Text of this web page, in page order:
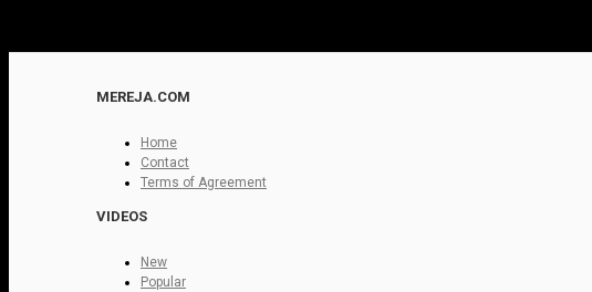
MEREJA.COM
Home
Contact
Terms of Agreement
VIDEOS
New
Popular